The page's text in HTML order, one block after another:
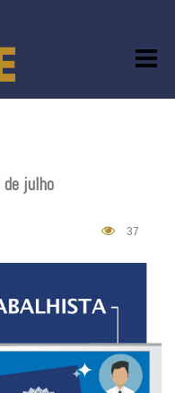
julho
37